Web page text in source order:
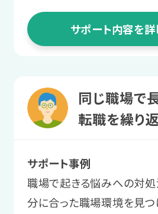
あなたらしく働
環境を探す
します。
サポート例
就職活動の知識を身
働き始めてからの不
特性を整理して
向いている仕事や働き方
めに、自己分析をします。
サポート内容を詳
同じ職場で
転職を繰り
サポート事例
職場で起きる悩みへの対処
分に合った職場環境を見つ